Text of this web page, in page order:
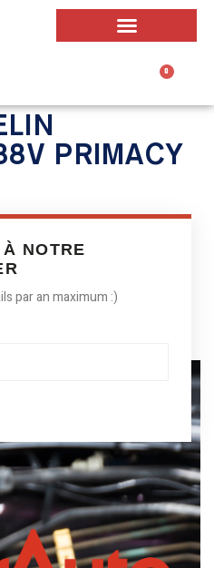
0
PRIMACY
NOTRE
par an maximum :)